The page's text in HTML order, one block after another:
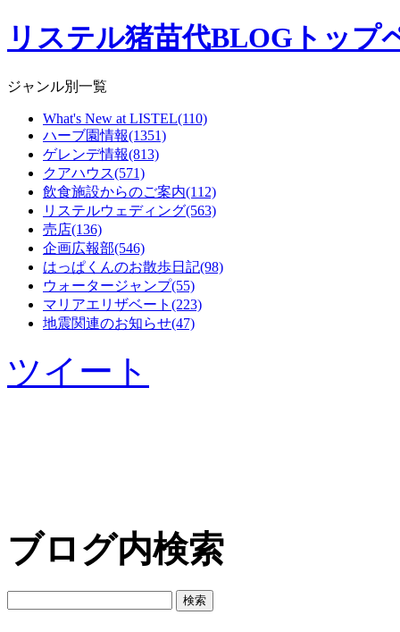
リステル猪苗代BLOGトップ
ジャンル別一覧
What's New at LISTEL(110)
ハーブ園情報(1351)
ゲレンデ情報(813)
クアハウス(571)
飲食施設からのご案内(112)
リステルウェディング(563)
売店(136)
企画広報部(546)
はっぱくんのお散歩日記(98)
ウォータージャンプ(55)
マリアエリザベート(223)
地震関連のお知らせ(47)
ツイート
ブログ内検索